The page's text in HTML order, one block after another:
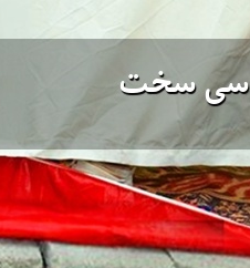
سی سخت